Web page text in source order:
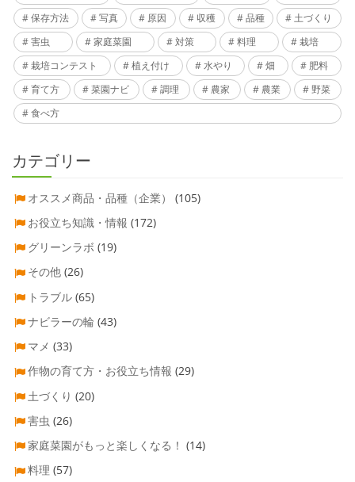
保存方法
写真 原因 収穫 品種
土づくり
害虫
家庭菜園 対策 料理
栽培
栽培コンテスト
植え付け 水やり 畑
肥料
育て方
菜園ナビ 調理 農家 農業
野菜
食べ方
カテゴリー
オススメ商品・品種（企業）
(105)
お役立ち知識・情報 (172)
グリーンラボ (19)
その他 (26)
トラブル (65)
ナビラーの輪 (43)
マメ (33)
作物の育て方・お役立ち情報 (29)
土づくり (20)
害虫 (26)
家庭菜園がもっと楽しくなる！ (14)
料理 (57)